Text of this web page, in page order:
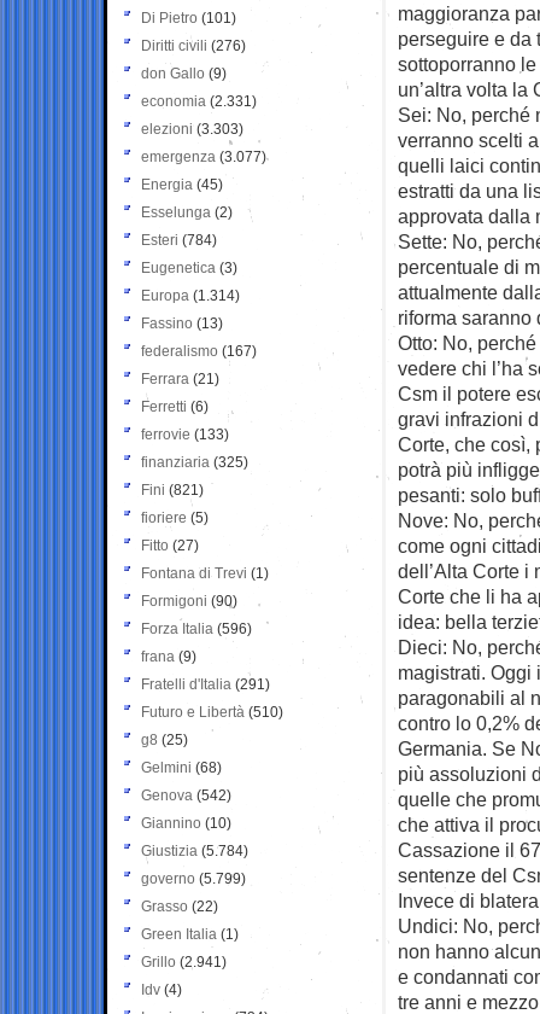
maggioranza
perseguire e da
sottoporranno
un’altra volta la
Sei: No, perché
verranno scelti
quelli laici
estratti da una
approvata dalla
Sette: No,
percentuale di
attualmente
riforma
Otto: No,
vedere chi l’ha
Csm il potere
gravi infrazioni
Corte, che così,
potrà più
pesanti: solo
Nove: No,
come ogni
dell’Alta Corte i
Corte che li ha
idea: bella
Dieci: No,
magistrati.
paragonabili al
contro lo 0,2%
Germania. Se
più assoluzioni
quelle che
che attiva il
Cassazione il
sentenze del
Invece di
Undici: No,
non hanno
e condannati
tre anni e
Di Pietro (101)
Diritti civili (276)
don Gallo (9)
economia (2.331)
elezioni (3.303)
emergenza (3.077)
Energia (45)
Esselunga (2)
Esteri (784)
Eugenetica (3)
Europa (1.314)
Fassino (13)
federalismo (167)
Ferrara (21)
Ferretti (6)
ferrovie (133)
finanziaria (325)
Fini (821)
fioriere (5)
Fitto (27)
Fontana di Trevi (1)
Formigoni (90)
Forza Italia (596)
frana (9)
Fratelli d'Italia (291)
Futuro e Libertà (510)
g8 (25)
Gelmini (68)
Genova (542)
Giannino (10)
Giustizia (5.784)
governo (5.799)
Grasso (22)
Green Italia (1)
Grillo (2.941)
Idv (4)